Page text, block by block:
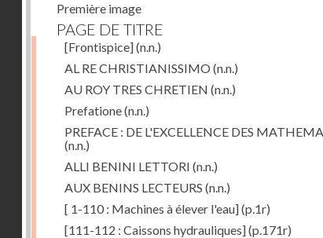
Première image
PAGE DE TITRE
[Frontispice](n.n.)
AL RE CHRISTIANISSIMO (n.n.)
AU ROY TRES CHRETIEN (n.n.)
Prefatione(n.n.)
PREFACE : DE L'EXCELLENCE DES
(n.n.)
ALLI BENINI LETTORI (n.n.)
AUX BENINS LECTEURS (n.n.)
[ 1-110 : Machines à élever l'eau](p.1r)
[111-112 : Caissons hydrauliques](p.171r)